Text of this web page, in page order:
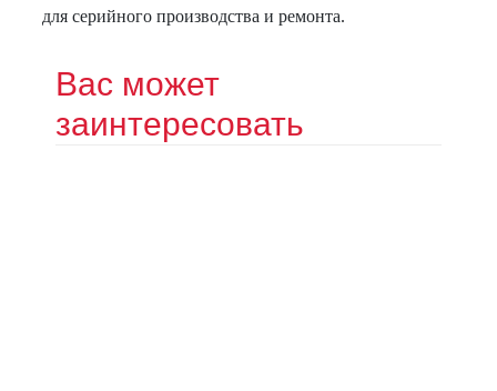
для серийного производства и ремонта.
Вас может
заинтересовать